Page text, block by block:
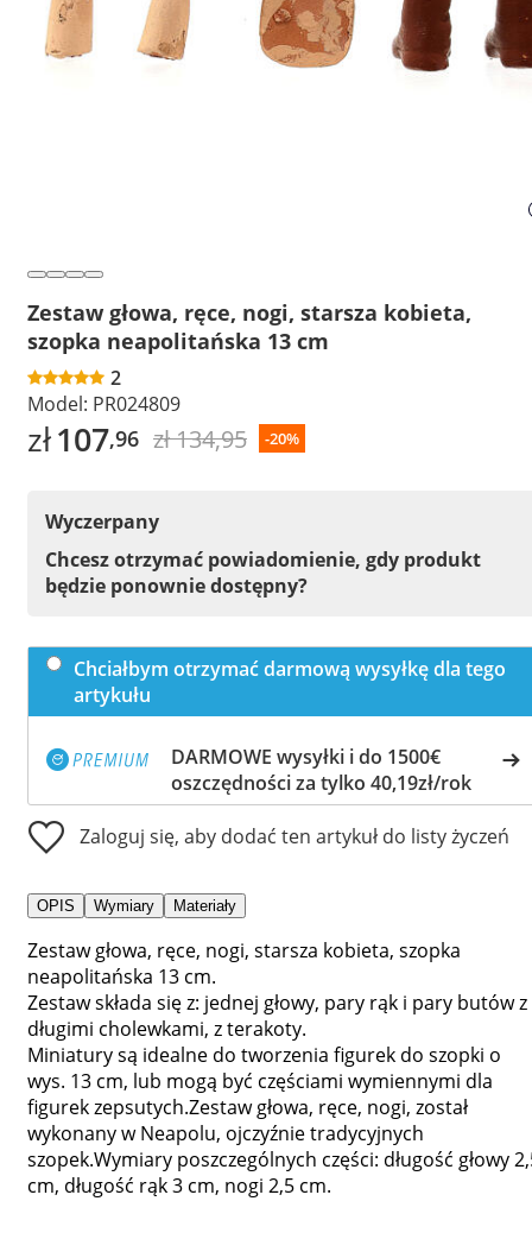
Zestaw głowa, ręce, nogi, starsza kobieta,
szopka neapolitańska 13 cm
2
Model: PR024809
zł107,96 zł 134,95 -20%
Wyczerpany
Chcesz otrzymać powiadomienie, gdy produkt
będzie ponownie dostępny?
Chciałbym otrzymać darmową wysyłkę dla tego
artykułu
DARMOWE wysyłki i do 1500€
oszczędności za tylko 40,19zł/rok
Zaloguj się, aby dodać ten artykuł do listy życzeń
OPIS Wymiary Materiały
Zestaw głowa, ręce, nogi, starsza kobieta, szopka
neapolitańska 13 cm.
Zestaw składa się z: jednej głowy, pary rąk i pary butów z
długimi cholewkami, z terakoty.
Miniatury są idealne do tworzenia figurek do szopki o
wys. 13 cm, lub mogą być częściami wymiennymi dla
figurek zepsutych.Zestaw głowa, ręce, nogi, został
wykonany w Neapolu, ojczyźnie tradycyjnych
szopek.Wymiary poszczególnych części: długość głowy
cm, długość rąk 3 cm, nogi 2,5 cm.